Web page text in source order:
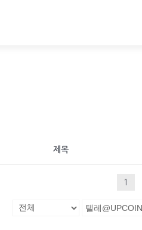
제목
1